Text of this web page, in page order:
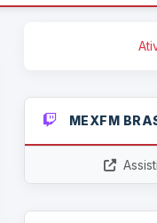
MEXFM